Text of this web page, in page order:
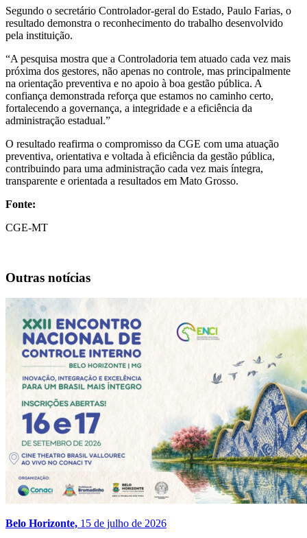
Segundo o secretário Controlador-geral do Estado, Paulo Farias, o
resultado demonstra o reconhecimento do trabalho desenvolvido
pela instituição.
“A pesquisa mostra que a Controladoria tem atuado cada vez mais
próxima dos gestores, não apenas no controle, mas principalmente
na orientação preventiva e no apoio à boa gestão pública. A
confiança demonstrada reforça que estamos no caminho certo,
fortalecendo a governança, a integridade e a eficiência da
administração estadual.”
O resultado reafirma o compromisso da CGE com uma atuação
preventiva, orientativa e voltada à eficiência da gestão pública,
contribuindo para uma administração cada vez mais íntegra,
transparente e orientada a resultados em Mato Grosso.
Fonte:
CGE-MT
Outras notícias
Belo Horizonte, 15 de julho de 2026